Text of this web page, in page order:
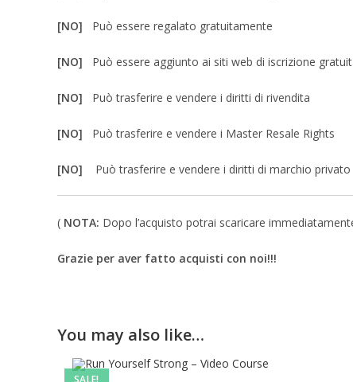
[NO] Può essere regalato gratuitamente
[NO] Può essere aggiunto ai siti web di iscrizione
[NO] Può trasferire e vendere i diritti di rivendita
[NO] Può trasferire e vendere i Master Resale Rights
[NO] Può trasferire e vendere i diritti di marchio privato
( NOTA: Dopo l’acquisto potrai scaricare
Grazie per aver fatto acquisti con noi!!!
You may also like…
SALE!